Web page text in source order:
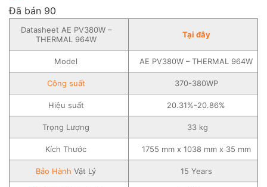
Đã bán 90
Datasheet AE PV380W –
THERMAL 964W
Tại đây
Model AE PV380W – THERMAL 964W
Công suất 370-380WP
Hiệu suất 20.31%-20.86%
Trọng Lượng 33 kg
Kích Thước 1755 mm x 1038 mm x 35 mm
Bảo Hành Vật Lý 15 Years